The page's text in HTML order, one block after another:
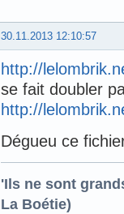
30.11.2013 12:10:57
http://
se fait doubler
http://
Dégueu ce
'Ils ne sont
La Boétie)